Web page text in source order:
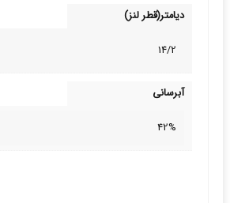
دیامتر(قطر لنز)
14/2
آبرسانی
42%